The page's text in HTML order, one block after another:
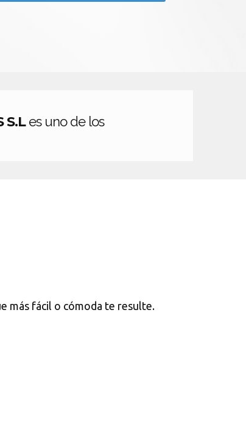
S.Les uno de los
más fácil o cómoda te resulte.